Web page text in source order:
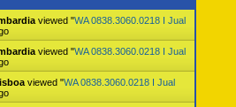
viewed "WA 0838.3060.0218 I Jual
viewed "WA 0838.3060.0218 I Jual
viewed "WA 0838.3060.0218 I Jual